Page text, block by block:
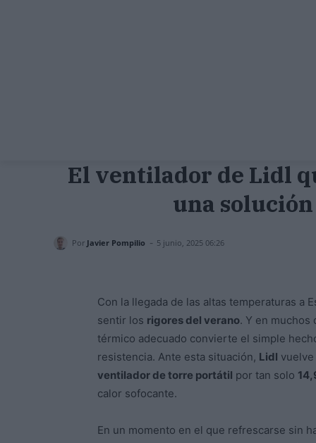
El ventilador de Lidl
una
Por Javier Pompilio - 5 junio, 2025 06:26
Con la llegada de las altas temperaturas a
sentir los rigores del verano. Y en muchos
térmico adecuado convierte el simple
resistencia. Ante esta situación, Lidl
ventilador de torre portátil por tan solo
calor sofocante.
En un momento en el que refrescarse sin